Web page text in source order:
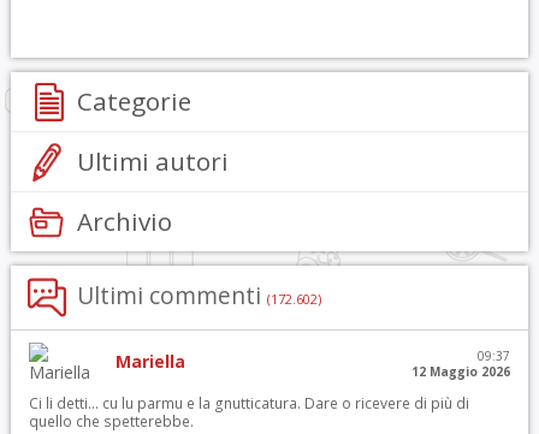
Categorie
Ultimi autori
Archivio
Ultimi commenti (172.602)
Mariella
09:37
12 Maggio 2026
Ci li detti… cu lu parmu e la gnutticatura. Dare o ricevere di più di
quello che spetterebbe.